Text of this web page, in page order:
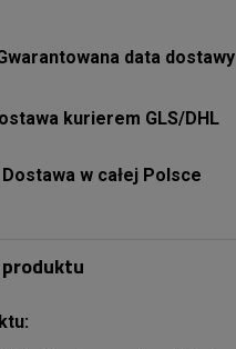
data dostawy
kurierem GLS/DHL
Dostawa w całej Polsce